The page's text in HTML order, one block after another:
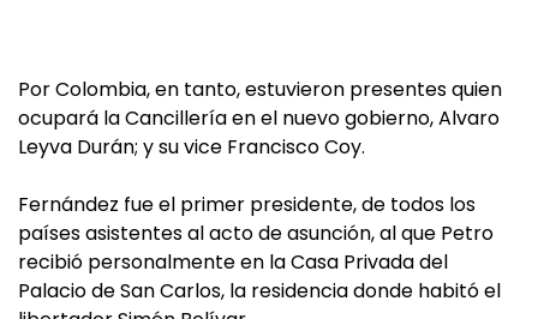
Por Colombia, en tanto, estuvieron presentes quien
ocupará la Cancillería en el nuevo gobierno, Alvaro
Leyva Durán; y su vice Francisco Coy.
Fernández fue el primer presidente, de todos los
países asistentes al acto de asunción, al que Petro
recibió personalmente en la Casa Privada del
Palacio de San Carlos, la residencia donde habitó el